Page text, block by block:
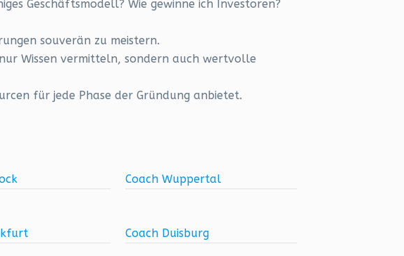
Geschäftsmodell? Wie gewinne ich Investoren?
souverän zu meistern.
Wissen vermitteln, sondern auch wertvolle
für jede Phase der Gründung anbietet.
Coach Wuppertal
Coach Duisburg